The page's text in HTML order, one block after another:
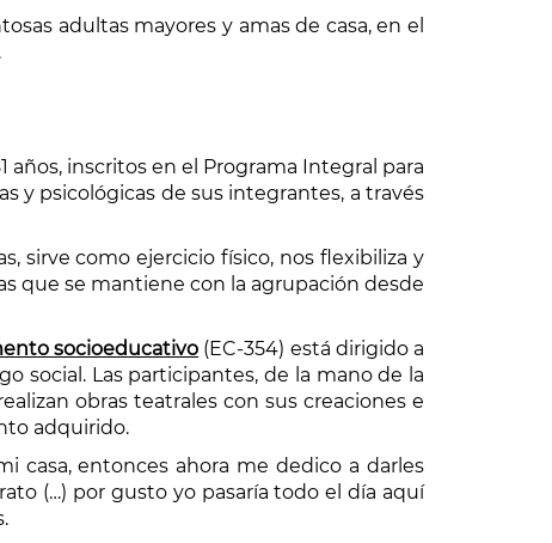
adultas mayores y amas de casa, en el
años, inscritos en el Programa Integral para
y psicológicas de sus integrantes, a través
sirve como ejercicio físico, nos flexibiliza y
que se mantiene con la agrupación desde
socioeducativo (EC-354) está dirigido a
social. Las participantes, de la mano de la
obras teatrales con sus creaciones e
adquirido.
casa, entonces ahora me dedico a darles
(…) por gusto yo pasaría todo el día aquí